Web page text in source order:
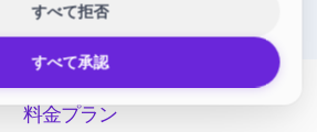
すべて拒否
すべて承認
料金プラン